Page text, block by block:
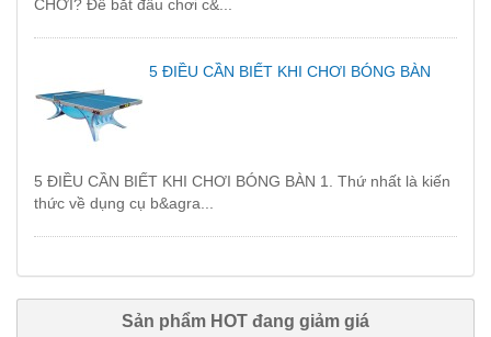
CHƠI? Để bắt đầu chơi c&...
5 ĐIỀU CẦN BIẾT KHI CHƠI BÓNG BÀN
5 ĐIỀU CẦN BIẾT KHI CHƠI BÓNG BÀN 1. Thứ nhất là kiến
thức về dụng cụ b&agra...
Sản phẩm HOT đang giảm giá